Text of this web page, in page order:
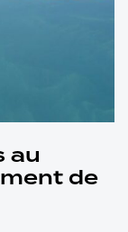
au
de